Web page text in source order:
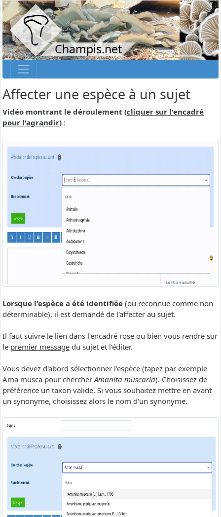
Champis.net
Affecter une espèce à un sujet
Vidéo montrant le déroulement (cliquer sur l'encadré
pour l'agrandir) :
Lorsque l'espèce a été identifiée (ou reconnue comme non
déterminable), il est demandé de l'affecter au sujet.
Il faut suivre le lien dans l'encadré rose ou bien vous rendre sur
le premier message du sujet et l'éditer.
Vous devez d'abord sélectionner l'espèce (tapez par exemple
Ama musca pour chercherAmanita muscaria). Choisissez de
préférence un taxon valide. Si vous souhaitez mettre en avant
un synonyme, choisissez alors le nom d'un synonyme.